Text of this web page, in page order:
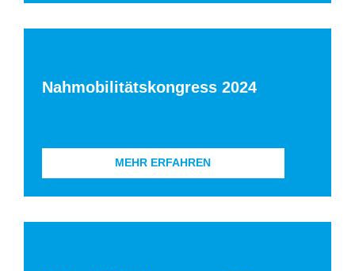
Nahmobilitätskongress 2024
MEHR ERFAHREN